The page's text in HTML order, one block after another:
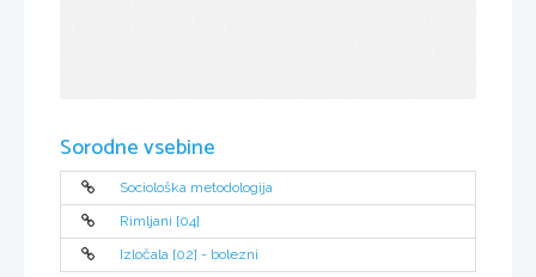
Sorodne vsebine
Sociološka metodologija
Rimljani [04]
Izločala [02] - bolezni